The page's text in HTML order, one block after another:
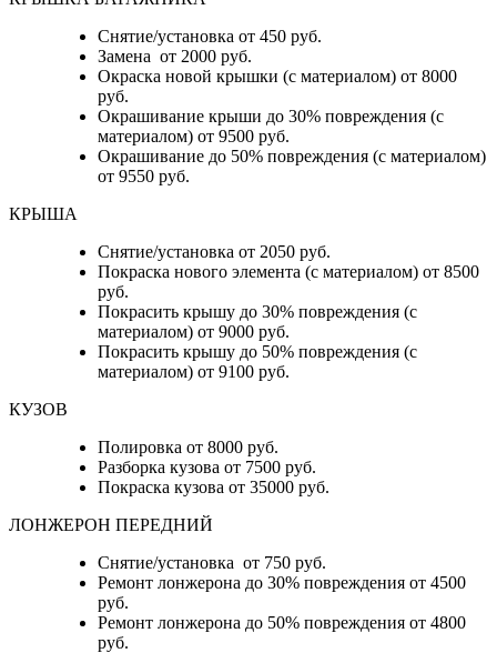
Снятие/установка от 450 руб.
Замена от 2000 руб.
Окраска новой крышки (с материалом) от 8000
руб.
Окрашивание крыши до 30% повреждения (с
материалом) от 9500 руб.
Окрашивание до 50% повреждения (с материалом)
от 9550 руб.
КРЫША
Снятие/установка от 2050 руб.
Покраска нового элемента (с материалом) от 8500
руб.
Покрасить крышу до 30% повреждения (с
материалом) от 9000 руб.
Покрасить крышу до 50% повреждения (с
материалом) от 9100 руб.
КУЗОВ
Полировка от 8000 руб.
Разборка кузова от 7500 руб.
Покраска кузова от 35000 руб.
ЛОНЖЕРОН ПЕРЕДНИЙ
Снятие/установка от 750 руб.
Ремонт лонжерона до 30% повреждения от 4500
руб.
Ремонт лонжерона до 50% повреждения от 4800
руб.